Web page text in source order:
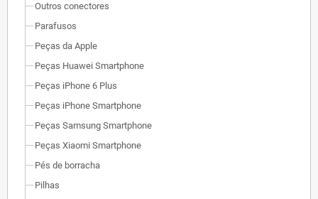
Outros conectores
Parafusos
Peças da Apple
Peças Huawei Smartphone
Peças iPhone 6 Plus
Peças iPhone Smartphone
Peças Samsung Smartphone
Peças Xiaomi Smartphone
Pés de borracha
Pilhas